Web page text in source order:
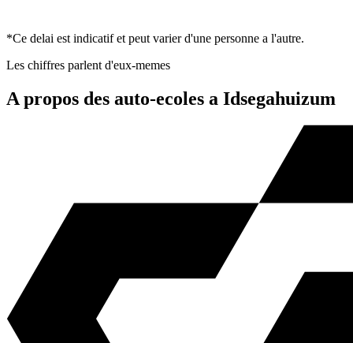
*Ce delai est indicatif et peut varier d'une personne a l'autre.
Les chiffres parlent d'eux-memes
A propos des auto-ecoles a Idsegahuizum